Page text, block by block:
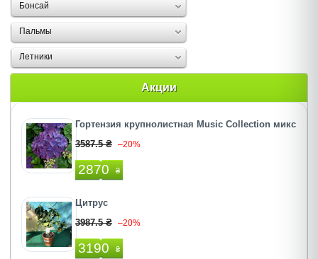
Бонсай
Пальмы
Летники
Акции
Гортензия крупнолистная Music Collection микс
3587.5 ₴ –20%
2870 ₴
Цитрус
3987.5 ₴ –20%
3190 ₴